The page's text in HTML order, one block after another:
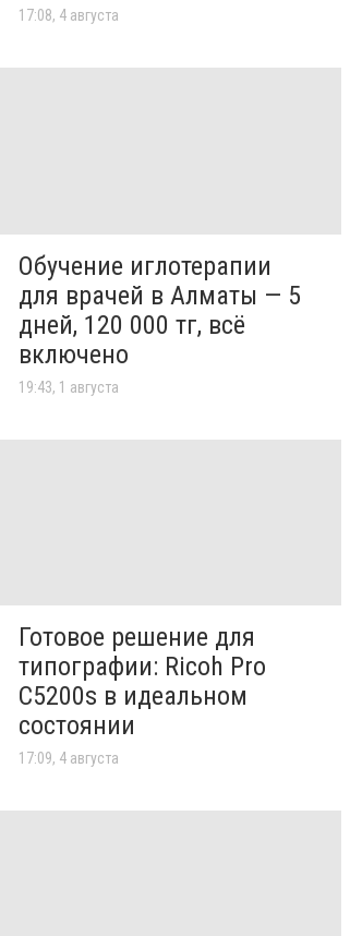
17:08, 4 августа
Обучение иглотерапии
для врачей в Алматы — 5
дней, 120 000 тг, всё
включено
19:43, 1 августа
Готовое решение для
типографии: Ricoh Pro
C5200s в идеальном
состоянии
17:09, 4 августа